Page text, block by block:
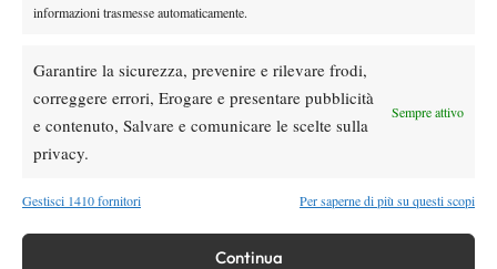
informazioni trasmesse automaticamente.
Garantire la sicurezza, prevenire e rilevare frodi,
correggere errori, Erogare e presentare pubblicità
e contenuto, Salvare e comunicare le scelte sulla
privacy.
Sempre attivo
Gestisci 1410 fornitori Per saperne di più su questi scopi
Continua
Atp News
Masters 1000 Montreal 2026: programma,
orario e ordine di gioco venerdì 7 agosto.
rimonta Shang e vola agli ottavi